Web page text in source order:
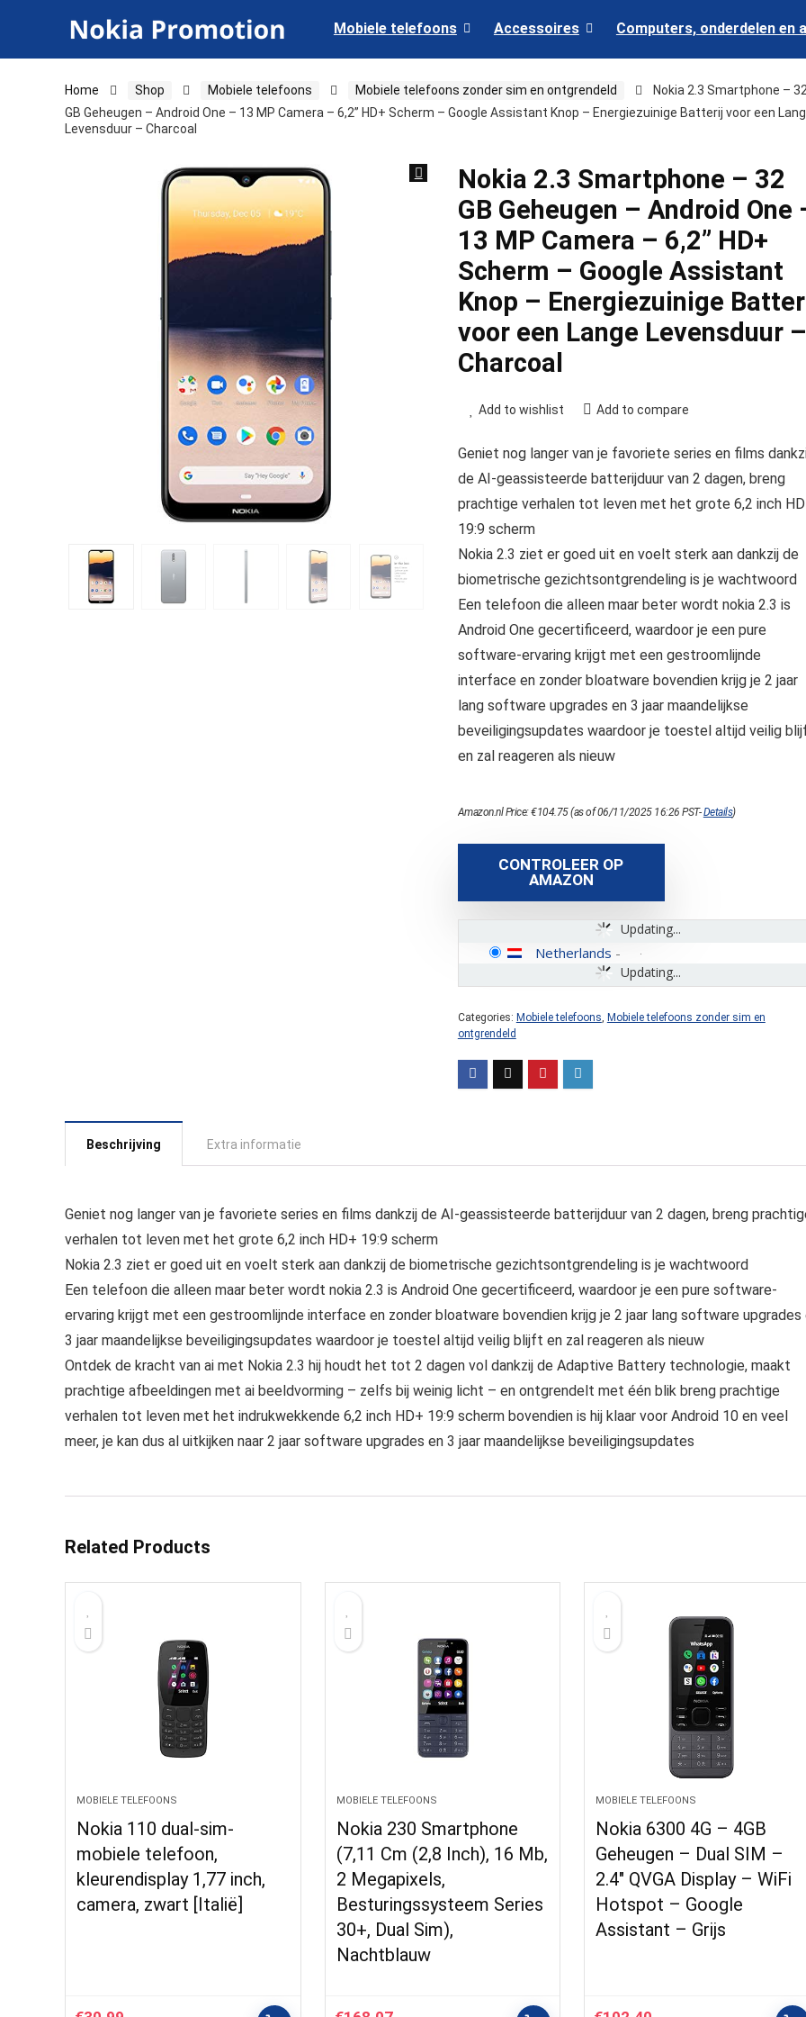
Mobiele telefoons Accessoires Computers, onderdelen en
Home Shop Mobiele telefoons Mobiele telefoons zonder sim en ontgrendeld
Nokia 2.3 Smartphone – 32
GB Geheugen – Android One – 13 MP Camera – 6,2” HD+ Scherm – Google Assistant Knop – Energiezuinige Batterij voor een
Levensduur – Charcoal
Nokia 2.3 Smartphone – 32
GB Geheugen – Android One
13 MP Camera – 6,2” HD+
Scherm – Google Assistant
Knop – Energiezuinige
voor een Lange Levensduur –
Charcoal
Add to wishlist Add to compare
Geniet nog langer van je favoriete series en films
de AI-geassisteerde batterijduur van 2 dagen, breng
prachtige verhalen tot leven met het grote 6,2 inch
19:9 scherm
Nokia 2.3 ziet er goed uit en voelt sterk aan dankzij de
biometrische gezichtsontgrendeling is je wachtwoord
Een telefoon die alleen maar beter wordt nokia 2.3 is
Android One gecertificeerd, waardoor je een pure
software-ervaring krijgt met een gestroomlijnde
interface en zonder bloatware bovendien krijg je 2 jaar
lang software upgrades en 3 jaar maandelijkse
beveiligingsupdates waardoor je toestel altijd veilig
en zal reageren als nieuw
Amazon.nl Price:€104.75(as of 06/11/2025 16:26 PST-Details)
CONTROLEER OP
AMAZON
Updating...
Updating...
Netherlands -
Categories: Mobiele telefoons, Mobiele telefoons zonder sim en
ontgrendeld
Beschrijving Extra informatie
Geniet nog langer van je favoriete series en films dankzij de AI-geassisteerde batterijduur van 2 dagen, breng
verhalen tot leven met het grote 6,2 inch HD+ 19:9 scherm
Nokia 2.3 ziet er goed uit en voelt sterk aan dankzij de biometrische gezichtsontgrendeling is je wachtwoord
Een telefoon die alleen maar beter wordt nokia 2.3 is Android One gecertificeerd, waardoor je een pure software-
ervaring krijgt met een gestroomlijnde interface en zonder bloatware bovendien krijg je 2 jaar lang software upgrades
3 jaar maandelijkse beveiligingsupdates waardoor je toestel altijd veilig blijft en zal reageren als nieuw
Ontdek de kracht van ai met Nokia 2.3 hij houdt het tot 2 dagen vol dankzij de Adaptive Battery technologie, maakt
prachtige afbeeldingen met ai beeldvorming – zelfs bij weinig licht – en ontgrendelt met één blik breng prachtige
verhalen tot leven met het indrukwekkende 6,2 inch HD+ 19:9 scherm bovendien is hij klaar voor Android 10 en veel
meer, je kan dus al uitkijken naar 2 jaar software upgrades en 3 jaar maandelijkse beveiligingsupdates
Related Products
MOBIELE TELEFOONS
Nokia 110 dual-sim-
mobiele telefoon,
kleurendisplay 1,77 inch,
camera, zwart [Italië]
MOBIELE TELEFOONS
Nokia 230 Smartphone
(7,11 Cm (2,8 Inch), 16 Mb,
2 Megapixels,
Besturingssysteem Series
30+, Dual Sim),
Nachtblauw
MOBIELE TELEFOONS
Nokia 6300 4G – 4GB
Geheugen – Dual SIM –
2.4″ QVGA Display – WiFi
Hotspot – Google
Assistant – Grijs